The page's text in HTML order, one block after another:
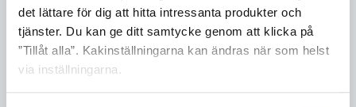
det lättare för dig att hitta intressanta produkter och
tjänster. Du kan ge ditt samtycke genom att klicka på
”Tillåt alla”. Kakinställningarna kan ändras när som helst
via inställningarna.
E-post *